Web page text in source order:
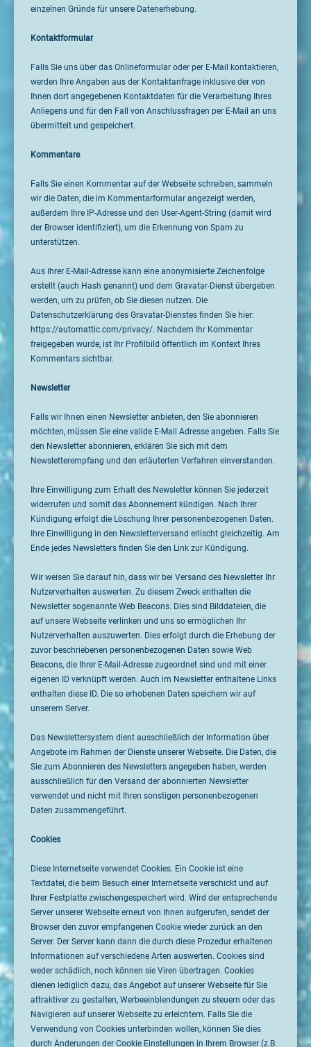
einzelnen Gründe für unsere Datenerhebung.
Kontaktformular
Falls Sie uns über das Onlineformular oder per E-Mail kontaktieren,
werden Ihre Angaben aus der Kontaktanfrage inklusive der von
Ihnen dort angegebenen Kontaktdaten für die Verarbeitung Ihres
Anliegens und für den Fall von Anschlussfragen per E-Mail an uns
übermittelt und gespeichert.
Kommentare
Falls Sie einen Kommentar auf der Webseite schreiben, sammeln
wir die Daten, die im Kommentarformular angezeigt werden,
außerdem Ihre IP-Adresse und den User-Agent-String (damit wird
der Browser identifiziert), um die Erkennung von Spam zu
unterstützen.
Aus Ihrer E-Mail-Adresse kann eine anonymisierte Zeichenfolge
erstellt (auch Hash genannt) und dem Gravatar-Dienst übergeben
werden, um zu prüfen, ob Sie diesen nutzen. Die
Datenschutzerklärung des Gravatar-Dienstes finden Sie hier:
https://automattic.com/privacy/. Nachdem Ihr Kommentar
freigegeben wurde, ist Ihr Profilbild öffentlich im Kontext Ihres
Kommentars sichtbar.
Newsletter
Falls wir Ihnen einen Newsletter anbieten, den Sie abonnieren
möchten, müssen Sie eine valide E-Mail Adresse angeben. Falls Sie
den Newsletter abonnieren, erklären Sie sich mit dem
Newsletterempfang und den erläuterten Verfahren einverstanden.
Ihre Einwilligung zum Erhalt des Newsletter können Sie jederzeit
widerrufen und somit das Abonnement kündigen. Nach Ihrer
Kündigung erfolgt die Löschung Ihrer personenbezogenen Daten.
Ihre Einwilligung in den Newsletterversand erlischt gleichzeitig. Am
Ende jedes Newsletters finden Sie den Link zur Kündigung.
Wir weisen Sie darauf hin, dass wir bei Versand des Newsletter Ihr
Nutzerverhalten auswerten. Zu diesem Zweck enthalten die
Newsletter sogenannte Web Beacons. Dies sind Bilddateien, die
auf unsere Webseite verlinken und uns so ermöglichen Ihr
Nutzerverhalten auszuwerten. Dies erfolgt durch die Erhebung der
zuvor beschriebenen personenbezogenen Daten sowie Web
Beacons, die Ihrer E-Mail-Adresse zugeordnet sind und mit einer
eigenen ID verknüpft werden. Auch im Newsletter enthaltene Links
enthalten diese ID. Die so erhobenen Daten speichern wir auf
unserem Server.
Das Newslettersystem dient ausschließlich der Information über
Angebote im Rahmen der Dienste unserer Webseite. Die Daten, die
Sie zum Abonnieren des Newsletters angegeben haben, werden
ausschließlich für den Versand der abonnierten Newsletter
verwendet und nicht mit Ihren sonstigen personenbezogenen
Daten zusammengeführt.
Cookies
Diese Internetseite verwendet Cookies. Ein Cookie ist eine
Textdatei, die beim Besuch einer Internetseite verschickt und auf
Ihrer Festplatte zwischengespeichert wird. Wird der entsprechende
Server unserer Webseite erneut von Ihnen aufgerufen, sendet der
Browser den zuvor empfangenen Cookie wieder zurück an den
Server. Der Server kann dann die durch diese Prozedur erhaltenen
Informationen auf verschiedene Arten auswerten. Cookies sind
weder schädlich, noch können sie Viren übertragen. Cookies
dienen lediglich dazu, das Angebot auf unserer Webseite für Sie
attraktiver zu gestalten, Werbeeinblendungen zu steuern oder das
Navigieren auf unserer Webseite zu erleichtern. Falls Sie die
Verwendung von Cookies unterbinden wollen, können Sie dies
durch Änderungen der Cookie Einstellungen in Ihrem Browser (z.B.